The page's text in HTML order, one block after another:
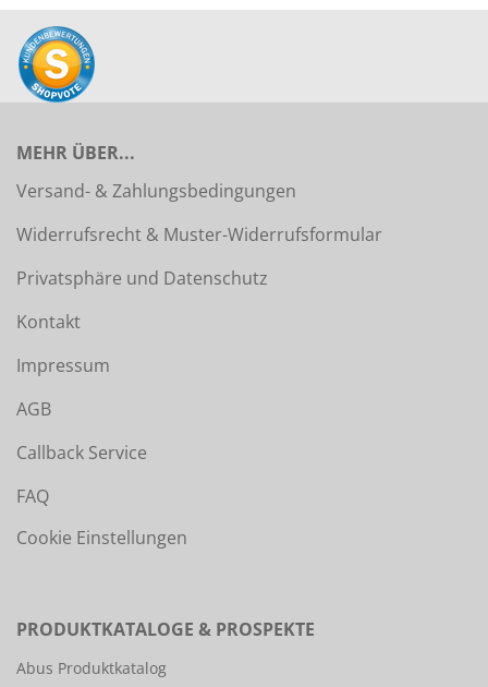
MEHR ÜBER...
Versand- & Zahlungsbedingungen
Widerrufsrecht & Muster-Widerrufsformular
Privatsphäre und Datenschutz
Kontakt
Impressum
AGB
Callback Service
FAQ
Cookie Einstellungen
PRODUKTKATALOGE & PROSPEKTE
Abus Produktkatalog